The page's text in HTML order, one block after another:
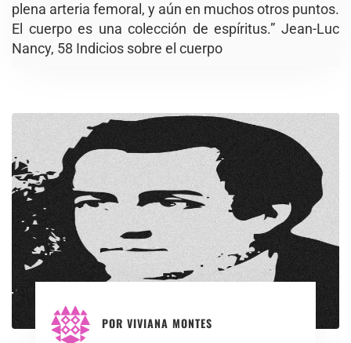
plena arteria femoral, y aún en muchos otros puntos.
El cuerpo es una colección de espíritus.” Jean-Luc
Nancy, 58 Indicios sobre el cuerpo
POR VIVIANA MONTES